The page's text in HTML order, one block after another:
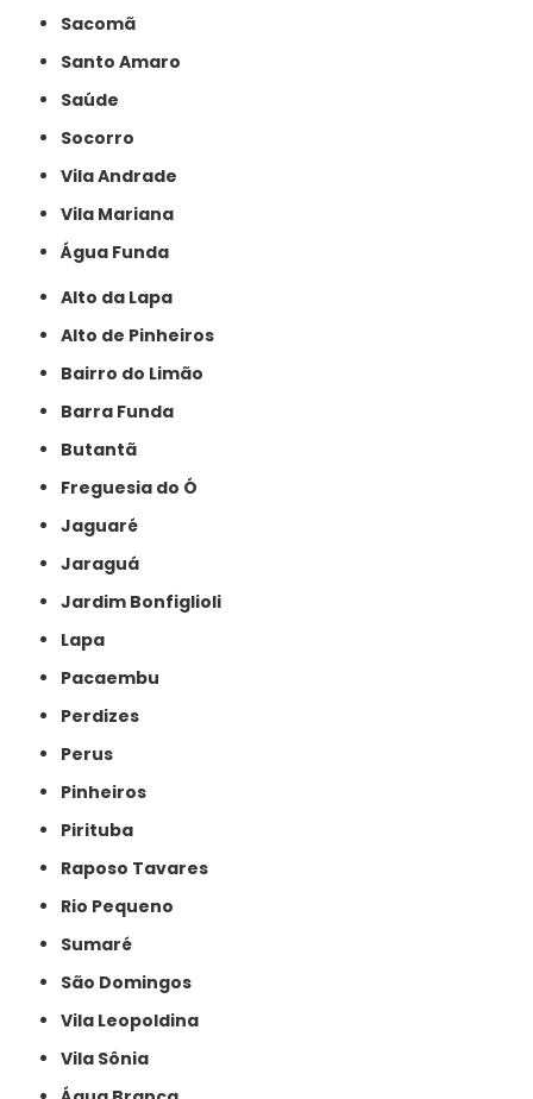
Sacomã
Santo Amaro
Saúde
Socorro
Vila Andrade
Vila Mariana
Água Funda
Alto da Lapa
Alto de Pinheiros
Bairro do Limão
Barra Funda
Butantã
Freguesia do Ó
Jaguaré
Jaraguá
Jardim Bonfiglioli
Lapa
Pacaembu
Perdizes
Perus
Pinheiros
Pirituba
Raposo Tavares
Rio Pequeno
Sumaré
São Domingos
Vila Leopoldina
Vila Sônia